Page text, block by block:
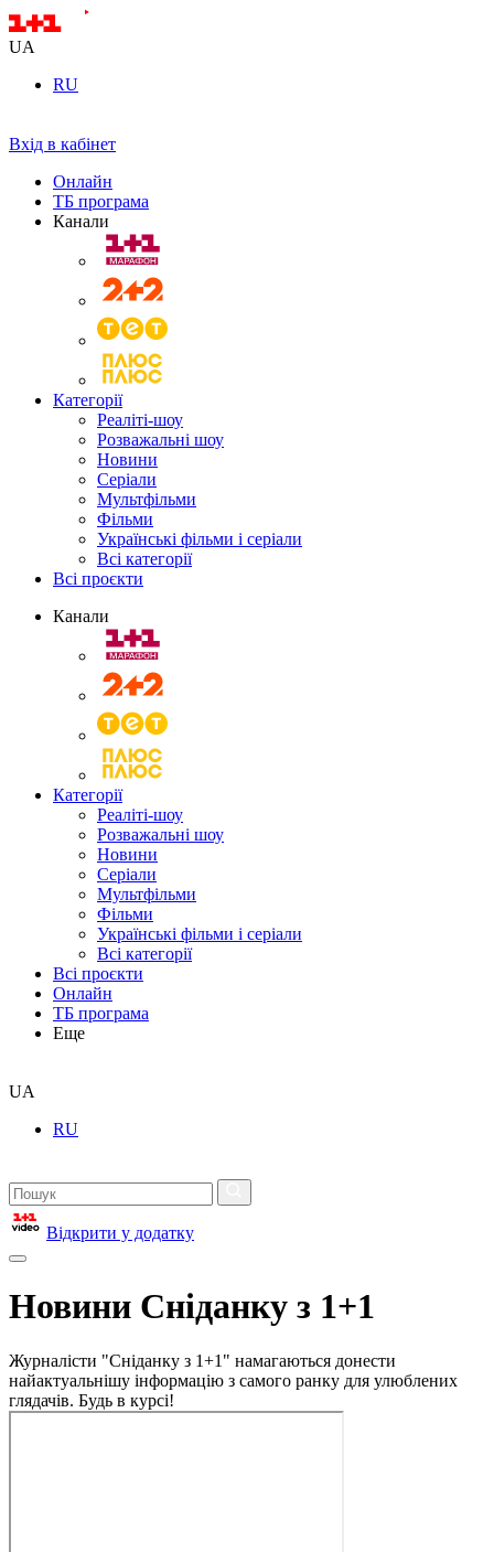
UA
RU
Вхід в кабінет
Онлайн
ТБ програма
Канали
Категорії
Реаліті-шоу
Розважальні шоу
Новини
Серіали
Мультфільми
Фільми
Українські фільми і серіали
Всі категорії
Всі проєкти
Канали
Категорії
Реаліті-шоу
Розважальні шоу
Новини
Серіали
Мультфільми
Фільми
Українські фільми і серіали
Всі категорії
Всі проєкти
Онлайн
ТБ програма
Еще
UA
RU
Відкрити у додатку
Новини Сніданку з 1+1
Журналісти "Сніданку з 1+1" намагаються донести
найактуальнішу інформацію з самого ранку для улюблених
глядачів. Будь в курсі!